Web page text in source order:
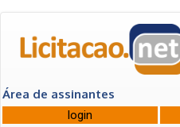
Área de assinantes